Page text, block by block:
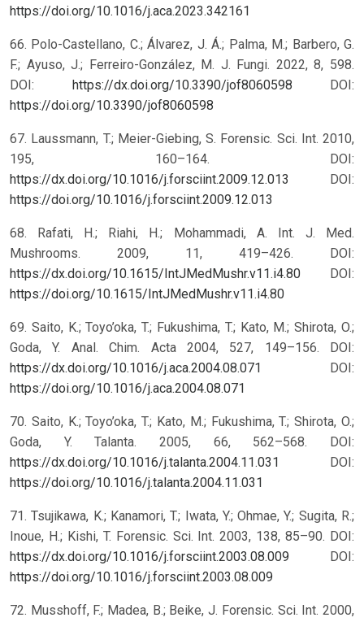
https://doi.org/10.1016/j.aca.2023.342161
66. Polo-Castellano, C.; Álvarez, J. Á.; Palma, M.; Barbero, G.
F.; Ayuso, J.; Ferreiro-González, M. J. Fungi. 2022, 8, 598.
DOI: https://dx.doi.org/10.3390/jof8060598
DOI:
https://doi.org/10.3390/jof8060598
67. Laussmann, T.; Meier-Giebing, S. Forensic. Sci. Int. 2010,
195, 160–164. DOI:
https://dx.doi.org/10.1016/j.forsciint.2009.12.013
DOI:
https://doi.org/10.1016/j.forsciint.2009.12.013
68. Rafati, H.; Riahi, H.; Mohammadi, A. Int. J. Med.
Mushrooms. 2009, 11, 419–426. DOI:
https://dx.doi.org/10.1615/IntJMedMushr.v11.i4.80
DOI:
https://doi.org/10.1615/IntJMedMushr.v11.i4.80
69. Saito, K.; Toyo’oka, T.; Fukushima, T.; Kato, M.; Shirota, O.;
Goda, Y. Anal. Chim. Acta 2004, 527, 149–156. DOI:
https://dx.doi.org/10.1016/j.aca.2004.08.071
DOI:
https://doi.org/10.1016/j.aca.2004.08.071
70. Saito, K.; Toyo’oka, T.; Kato, M.; Fukushima, T.; Shirota, O.;
Goda, Y. Talanta. 2005, 66, 562–568. DOI:
https://dx.doi.org/10.1016/j.talanta.2004.11.031
DOI:
https://doi.org/10.1016/j.talanta.2004.11.031
71. Tsujikawa, K.; Kanamori, T.; Iwata, Y.; Ohmae, Y.; Sugita, R.;
Inoue, H.; Kishi, T. Forensic. Sci. Int. 2003, 138, 85–90. DOI:
https://dx.doi.org/10.1016/j.forsciint.2003.08.009
DOI:
https://doi.org/10.1016/j.forsciint.2003.08.009
72. Musshoff, F.; Madea, B.; Beike, J. Forensic. Sci. Int. 2000,